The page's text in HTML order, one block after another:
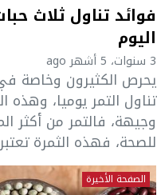
فوائد تناول ثلاث
اليوم
3 سنوات، 5 أشهر ago
يحرص الكثيرون وخاصة في
تناول التمر يوميا، وهذه
وجيهة، فالتمر من أكثر
للصحة، فهذه الثمرة
الصفحة الأخيرة